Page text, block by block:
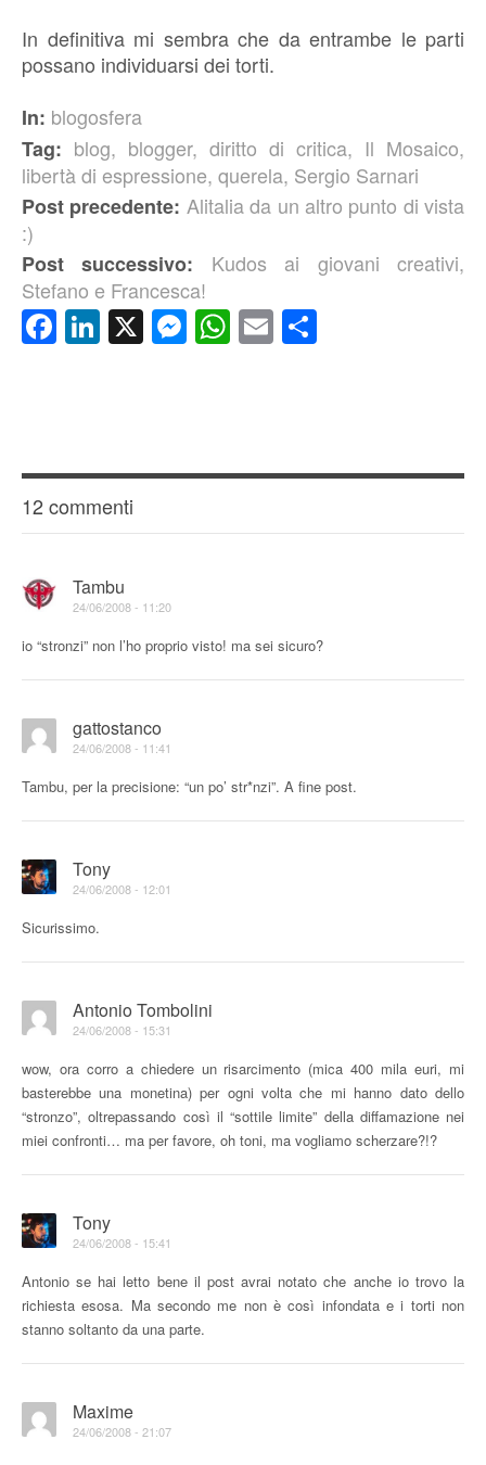
In definitiva mi sembra che da entrambe le parti
possano individuarsi dei torti.
In: blogosfera
Tag: blog, blogger, diritto di critica, Il Mosaico,
libertà di espressione, querela, Sergio Sarnari
Post precedente: Alitalia da un altro punto di vista
:)
Post successivo: Kudos ai giovani creativi,
Stefano e Francesca!
Facebook
LinkedIn
X Messenger
WhatsApp
Email
12 commenti
Tambu
24/06/2008 - 11:20
io “stronzi” non l’ho proprio visto! ma sei sicuro?
gattostanco
24/06/2008 - 11:41
Tambu, per la precisione: “un po’ str*nzi”. A fine post.
Tony
24/06/2008 - 12:01
Sicurissimo.
Antonio Tombolini
24/06/2008 - 15:31
wow, ora corro a chiedere un risarcimento (mica 400 mila euri, mi
basterebbe una monetina) per ogni volta che mi hanno dato dello
“stronzo”, oltrepassando così il “sottile limite” della diffamazione nei
miei confronti… ma per favore, oh toni, ma vogliamo scherzare?!?
Tony
24/06/2008 - 15:41
Antonio se hai letto bene il post avrai notato che anche io trovo la
richiesta esosa. Ma secondo me non è così infondata e i torti non
stanno soltanto da una parte.
Maxime
24/06/2008 - 21:07